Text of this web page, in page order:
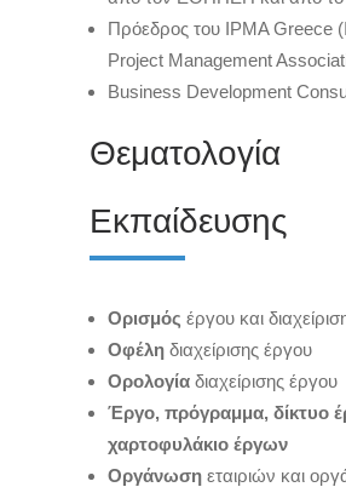
Πρόεδρος του IPMA Greece
Project Management
Business Development
Θεματολογία
Εκπαίδευσης
Ορισμός έργου και
Οφέλη διαχείρισης έργου
Ορολογία διαχείρισης έργου
Έργο, πρόγραμμα, δίκτυο
χαρτοφυλάκιο έργων
Οργάνωση εταιριών και